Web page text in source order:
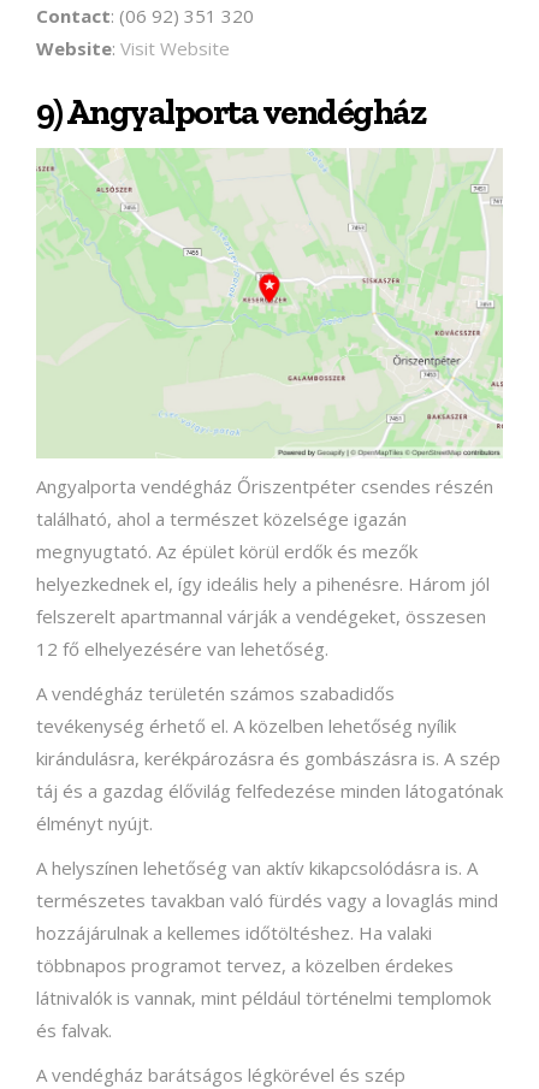
Contact: (06 92) 351 320
Website: Visit Website
9) Angyalporta vendégház
Angyalporta vendégház Őriszentpéter csendes részén
található, ahol a természet közelsége igazán
megnyugtató. Az épület körül erdők és mezők
helyezkednek el, így ideális hely a pihenésre. Három jól
felszerelt apartmannal várják a vendégeket, összesen
12 fő elhelyezésére van lehetőség.
A vendégház területén számos szabadidős
tevékenység érhető el. A közelben lehetőség nyílik
kirándulásra, kerékpározásra és gombászásra is. A szép
táj és a gazdag élővilág felfedezése minden látogatónak
élményt nyújt.
A helyszínen lehetőség van aktív kikapcsolódásra is. A
természetes tavakban való fürdés vagy a lovaglás mind
hozzájárulnak a kellemes időtöltéshez. Ha valaki
többnapos programot tervez, a közelben érdekes
látnivalók is vannak, mint például történelmi templomok
és falvak.
A vendégház barátságos légkörével és szép